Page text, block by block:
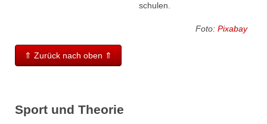
schulen.
Foto: Pixabay
⇑ Zurück nach oben ⇑
Sport und Theorie